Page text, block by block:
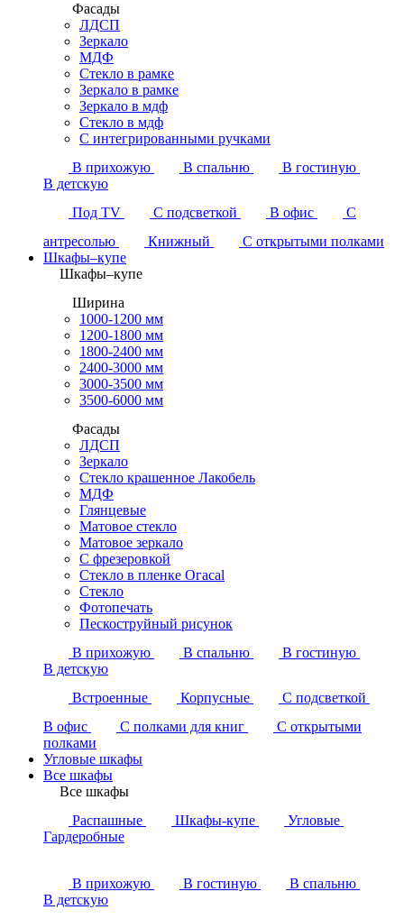
Фасады
ЛДСП
Зеркало
МДФ
Стекло в рамке
Зеркало в рамке
Зеркало в мдф
Стекло в мдф
С интегрированными ручками
В прихожую
В спальню
В гостиную
В детскую
Под TV
С подсветкой В офис
С
антресолью
Книжный
С открытыми полками
Шкафы–купе
Шкафы–купе
Ширина
1000-1200 мм
1200-1800 мм
1800-2400 мм
2400-3000 мм
3000-3500 мм
3500-6000 мм
Фасады
ЛДСП
Зеркало
Стекло крашенное Лакобель
МДФ
Глянцевые
Матовое стекло
Матовое зеркало
С фрезеровкой
Стекло в пленке Огасаl
Стекло
Фотопечать
Пескоструйный рисунок
В прихожую
В спальню
В гостиную
В детскую
Встроенные
Корпусные
С подсветкой
В офис
С полками для книг
С открытыми
полками
Угловые шкафы
Все шкафы
Все шкафы
Распашные
Шкафы-купе
Угловые
Гардеробные
В прихожую В гостиную
В спальню
В детскую